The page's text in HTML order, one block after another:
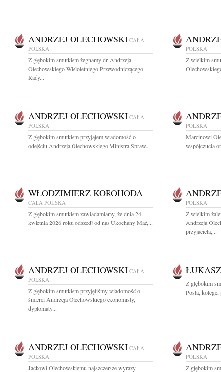
ANDRZEJ OLECHOWSKI CAŁA
POLSKA
Z głębokim smutkiem żegnamy dr. Andrzeja
Olechowskiego Wieloletniego Przewodniczącego
Rady...
POLSKA
Z wielkim
ANDRZEJ OLECHOWSKI CAŁA
POLSKA
Z głębokim smutkiem przyjąłem wiadomość o
odejściu Andrzeja Olechowskiego Ministra Spraw...
POLSKA
Marcinowi
współczucia
WŁODZIMIERZ KOROHODA
CAŁA POLSKA
Z głębokim smutkiem zawiadamiamy, że dnia 24
kwietnia 2026 roku odszedł od nas Ukochany Mąż,...
POLSKA
Z wielkim
Andrzeja
przyjaciela,...
ANDRZEJ OLECHOWSKI CAŁA
POLSKA
Z głębokim smutkiem przyjęliśmy wiadomość o
śmierci Andrzeja Olechowskiego ekonomisty,
dyplomaty...
Z głębokim
Posła,
ANDRZEJ OLECHOWSKI CAŁA
POLSKA
Jackowi Olechowskiemu najszczersze wyrazy
POLSKA
Z głębokim